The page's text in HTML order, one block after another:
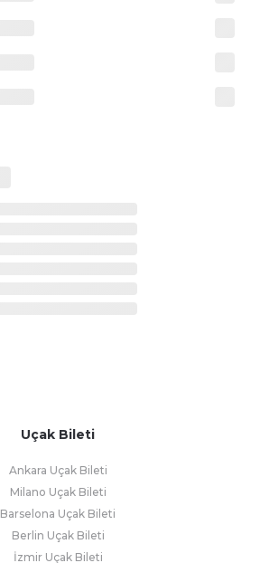
Uçak Bileti
Ankara Uçak Bileti
Milano Uçak Bileti
Barselona Uçak Bileti
Berlin Uçak Bileti
İzmir Uçak Bileti